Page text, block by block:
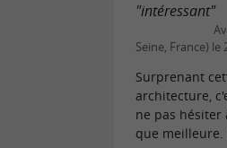
"intéressant"
Seine, France) le
Surprenant
architecture,
ne pas hésiter
que meilleure.